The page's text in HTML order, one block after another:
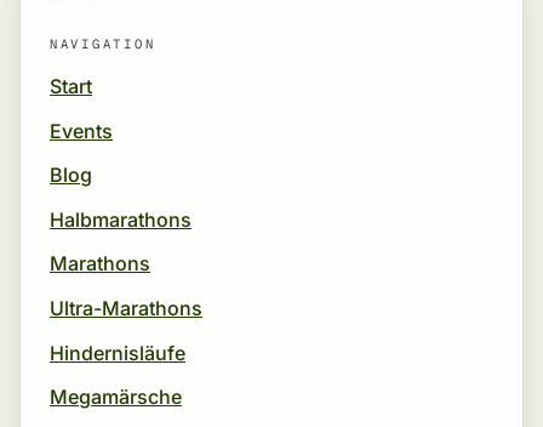
NAVIGATION
Start
Events
Blog
Halbmarathons
Marathons
Ultra-Marathons
Hindernisläufe
Megamärsche